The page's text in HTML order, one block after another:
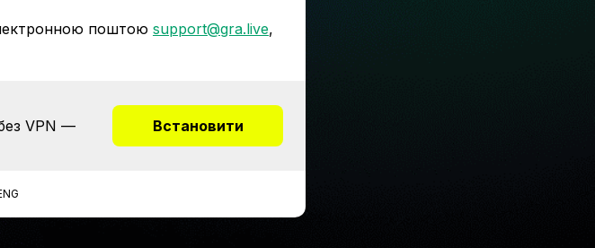
поштою support@gra.live,
VPN —
Встановити